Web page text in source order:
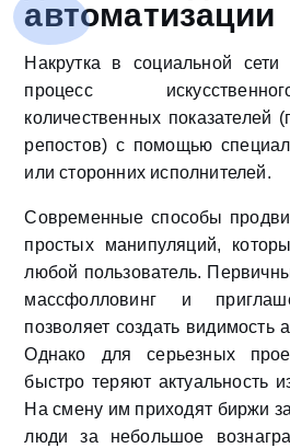
автоматизации
Накрутка в социальной сети
процесс
количественных показателей
репостов) с помощью
или сторонних исполнителей.
Современные способы
простых манипуляций,
любой пользователь.
массфолловинг и
позволяет создать видимость
Однако для серьезных
быстро теряют актуальность
На смену им приходят биржи
люди за небольшое